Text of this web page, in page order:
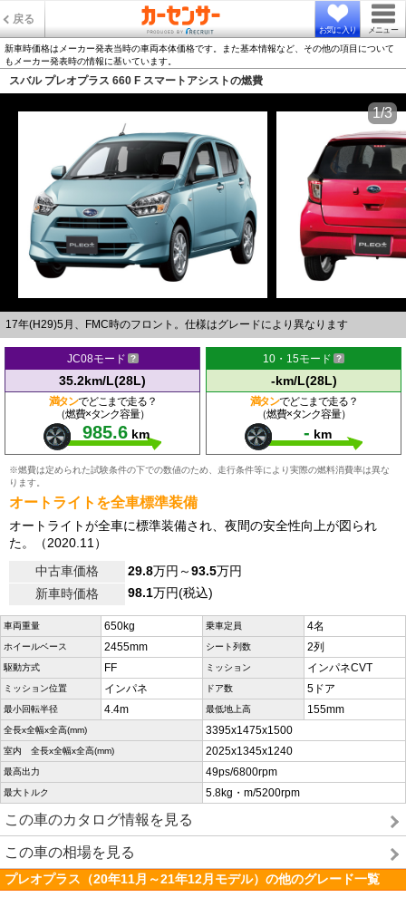
戻る
お気に入り メニュー
新車時価格はメーカー発表当時の車両本体価格です。また基本情報など、その他の項目について
もメーカー発表時の情報に基いています。
スバル プレオプラス 660 F スマートアシストの燃費
17年(H29)5月、FMC時のフロント。仕様はグレードにより異なります
1/3
JC08モード
35.2km/L(28L)
満タンでどこまで走る？
（燃費×タンク容量）
985.6 km
10・15モード
-km/L(28L)
満タンでどこまで走る？
（燃費×タンク容量）
- km
※燃費は定められた試験条件の下での数値のため、走行条件等により実際の燃料消費率は異な
ります。
オートライトを全車標準装備
オートライトが全車に標準装備され、夜間の安全性向上が図られ
た。（2020.11）
中古車価格
29.8万円～93.5万円
新車時価格
98.1万円(税込)
車両重量 650kg 乗車定員 4名
ホイールベース 2455mm シート列数 2列
駆動方式 FF ミッション インパネCVT
ミッション位置 インパネ ドア数 5ドア
最小回転半径 4.4m 最低地上高 155mm
全長x全幅x全高(mm) 3395x1475x1500
室内 全長x全幅x全高(mm) 2025x1345x1240
最高出力 49ps/6800rpm
最大トルク 5.8kg・m/5200rpm
この車のカタログ情報を見る
この車の相場を見る
プレオプラス（20年11月～21年12月モデル）の他のグレード一覧